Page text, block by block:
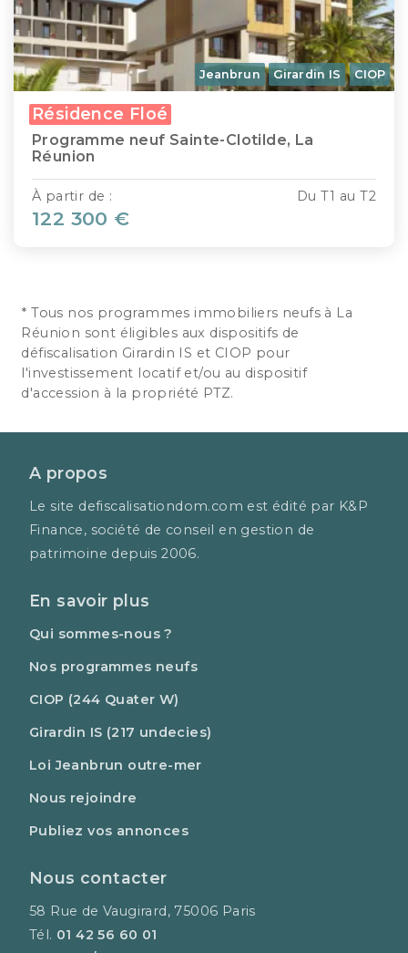
Jeanbrun Girardin IS CIOP
Résidence Floé
Programme neuf Sainte-Clotilde, La
Réunion
Du T1 au T2
À partir de :
122 300 €
* Tous nos programmes immobiliers neufs à La
Réunion sont éligibles aux dispositifs de
défiscalisation Girardin IS et CIOP pour
l'investissement locatif et/ou au dispositif
d'accession à la propriété PTZ.
A propos
Le site defiscalisationdom.com est édité par K&P
Finance, société de conseil en gestion de
patrimoine depuis 2006.
En savoir plus
Qui sommes-nous ?
Nos programmes neufs
CIOP (244 Quater W)
Girardin IS (217 undecies)
Loi Jeanbrun outre-mer
Nous rejoindre
Publiez vos annonces
Nous contacter
58 Rue de Vaugirard, 75006 Paris
Tél. 01 42 56 60 01